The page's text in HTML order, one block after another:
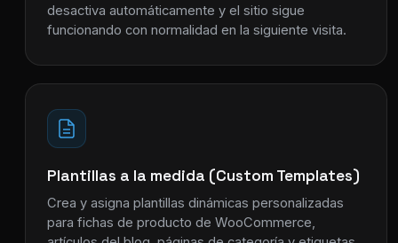
desactiva automáticamente y el sitio sigue
funcionando con normalidad en la siguiente visita.
Plantillas a la medida (Custom Templates)
Crea y asigna plantillas dinámicas personalizadas
para fichas de producto de WooCommerce,